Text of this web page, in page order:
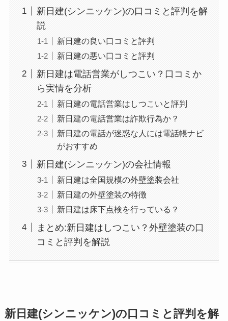
新日建(シンニッケン)の口コミと評判を解
説
新日建の良い口コミと評判
新日建の悪い口コミと評判
新日建は電話営業がしつこい？口コミか
ら実情を分析
新日建の電話営業はしつこいと評判
新日建の電話営業は詐欺行為か？
新日建の電話が迷惑な人には電話帳ナビ
がおすすめ
新日建(シンニッケン)の会社情報
新日建は全国規模の外壁塗装会社
新日建の外壁塗装の特徴
新日建は床下点検を行っている？
まとめ:新日建はしつこい？外壁塗装の口
コミと評判を解説
新日建(シンニッケン)の口コミと評判を解